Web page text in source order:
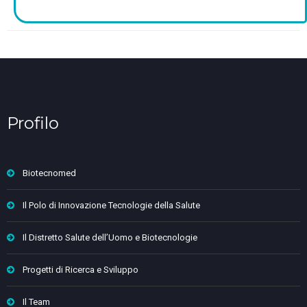
Profilo
Biotecnomed
Il Polo di Innovazione Tecnologie della Salute
Il Distretto Salute dell’Uomo e Biotecnologie
Progetti di Ricerca e Sviluppo
Il Team